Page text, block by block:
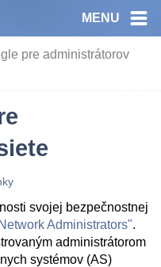
MENU
pre administrátorov
svojej bezpečnostnej
Administrators".
administrátorom
systémov (AS)